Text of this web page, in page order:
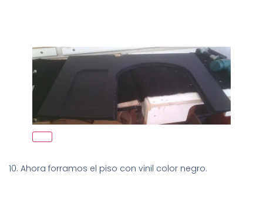
10. Ahora forramos el piso con vinil color negro.